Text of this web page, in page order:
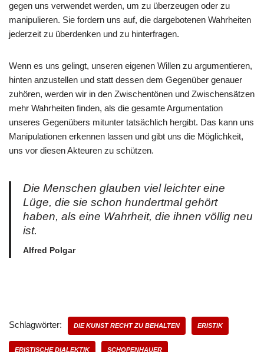
gegen uns verwendet werden, um zu überzeugen oder zu
manipulieren. Sie fordern uns auf, die dargebotenen Wahrheiten
jederzeit zu überdenken und zu hinterfragen.
Wenn es uns gelingt, unseren eigenen Willen zu argumentieren,
hinten anzustellen und statt dessen dem Gegenüber genauer
zuhören, werden wir in den Zwischentönen und Zwischensätzen
mehr Wahrheiten finden, als die gesamte Argumentation
unseres Gegenübers mitunter tatsächlich hergibt. Das kann uns
Manipulationen erkennen lassen und gibt uns die Möglichkeit,
uns vor diesen Akteuren zu schützen.
Die Menschen glauben viel leichter eine
Lüge, die sie schon hundertmal gehört
haben, als eine Wahrheit, die ihnen völlig neu
ist.
Alfred Polgar
Schlagwörter: DIE KUNST RECHT ZU BEHALTEN ERISTIK
ERISTISCHE DIALEKTIK SCHOPENHAUER